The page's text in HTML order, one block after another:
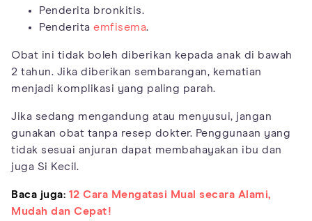
Penderita bronkitis.
Penderita emfisema.
Obat ini tidak boleh diberikan kepada anak di bawah
2 tahun. Jika diberikan sembarangan, kematian
menjadi komplikasi yang paling parah.
Jika sedang mengandung atau menyusui, jangan
gunakan obat tanpa resep dokter. Penggunaan yang
tidak sesuai anjuran dapat membahayakan ibu dan
juga Si Kecil.
Baca juga: 12 Cara Mengatasi Mual secara Alami,
Mudah dan Cepat!